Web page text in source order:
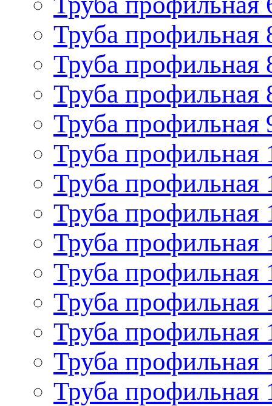
Труба профильная
Труба профильная
Труба профильная
Труба профильная
Труба профильная
Труба профильная
Труба профильная
Труба профильная
Труба профильная
Труба профильная
Труба профильная
Труба профильная
Труба профильная